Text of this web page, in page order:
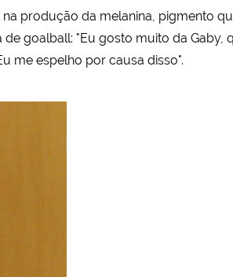
produção da melanina, pigmento
goalball: "Eu gosto muito da Gaby,
me espelho por causa disso".